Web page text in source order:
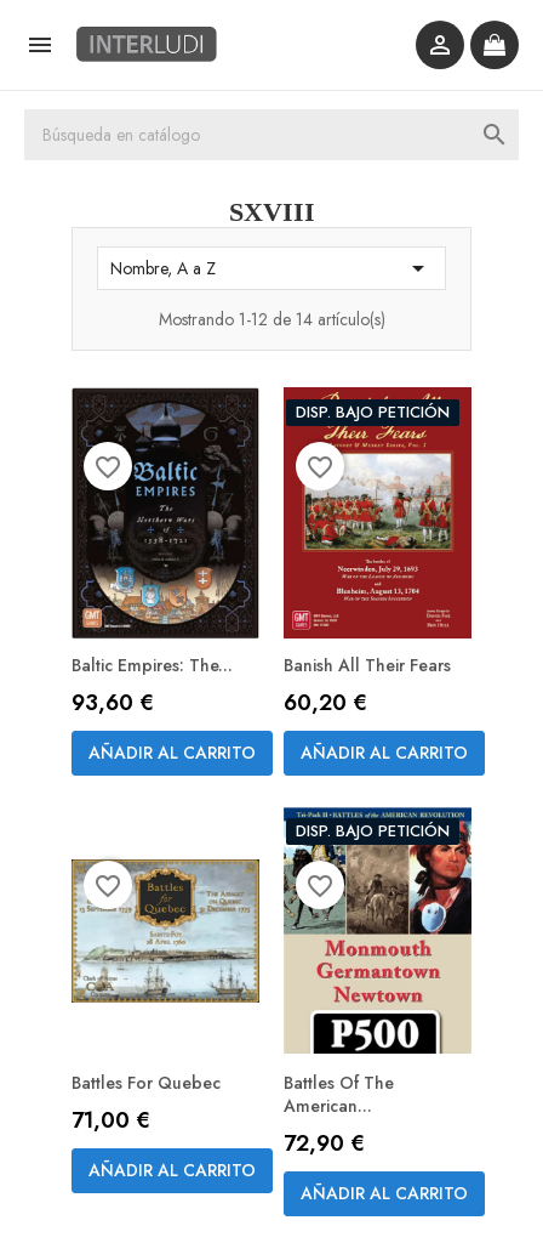
 

SXVIII
Nombre, A a Z 
Mostrando 1-12 de 14 artículo(s)
PREPEDIDO
Baltic Empires: The...
Precio
93,60 €
AÑADIR AL CARRITO
favorite_border
DISP. BAJO PETICIÓN
Banish All Their Fears
Precio
60,20 €
AÑADIR AL CARRITO
favorite_border
PREPEDIDO
Battles For Quebec
Precio
71,00 €
AÑADIR AL CARRITO
favorite_border
DISP. BAJO PETICIÓN
Battles Of The
American...
Precio
72,90 €
AÑADIR AL CARRITO
favorite_border